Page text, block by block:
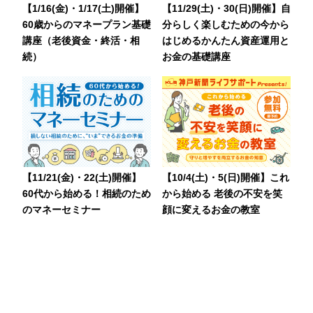
【1/16(金)・1/17(土)開催】
60歳からのマネープラン基礎
講座（老後資金・終活・相
続）
【11/29(土)・30(日)開催】自
分らしく楽しむための今から
はじめるかんたん資産運用と
お金の基礎講座
【11/21(金)・22(土)開催】
60代から始める！相続のため
のマネーセミナー
【10/4(土)・5(日)開催】これ
から始める 老後の不安を笑
顔に変えるお金の教室